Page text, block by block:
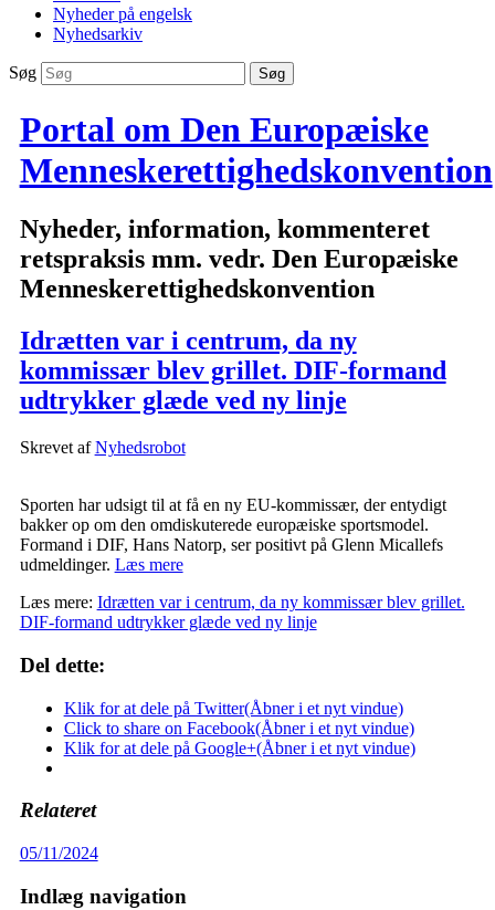
Nyheder på engelsk
Nyhedsarkiv
Søg
Portal om Den Europæiske
Menneskerettighedskonvention
Nyheder, information, kommenteret
retspraksis mm. vedr. Den Europæiske
Menneskerettighedskonvention
Idrætten var i centrum, da ny
kommissær blev grillet. DIF-formand
udtrykker glæde ved ny linje
Skrevet afNyhedsrobot
Sporten har udsigt til at få en ny EU-kommissær, der entydigt
bakker op om den omdiskuterede europæiske sportsmodel.
Formand i DIF, Hans Natorp, ser positivt på Glenn Micallefs
udmeldinger. Læs mere
Læs mere: Idrætten var i centrum, da ny kommissær blev grillet.
DIF-formand udtrykker glæde ved ny linje
Del dette:
Klik for at dele på Twitter(Åbner i et nyt vindue)
Click to share on Facebook(Åbner i et nyt vindue)
Klik for at dele på Google+(Åbner i et nyt vindue)
Relateret
05/11/2024
Indlæg navigation